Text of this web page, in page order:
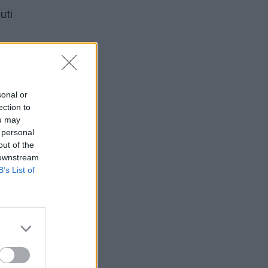
or
to
may
of the
List of